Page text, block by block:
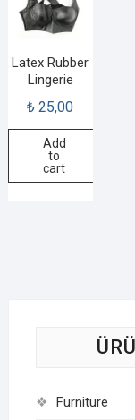
Latex Rubber
Lingerie
₺ 25,00
Add
to
cart
Furniture